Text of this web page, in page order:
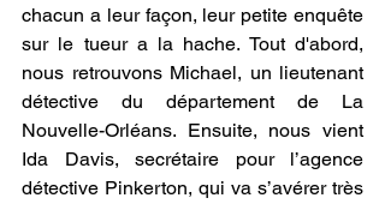
chacun a leur façon, leur petite enquête
sur le tueur a la hache. Tout d'abord,
nous retrouvons Michael, un lieutenant
détective du département de La
Nouvelle-Orléans. Ensuite, nous vient
Ida Davis, secrétaire pour l’agence
détective Pinkerton, qui va s’avérer très